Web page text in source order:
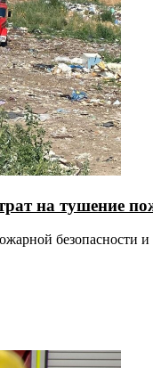
на тушение
безопасности